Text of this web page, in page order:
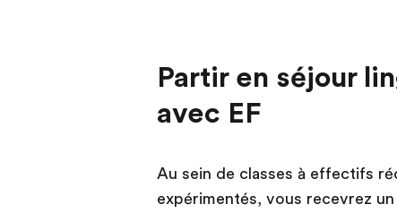
Partir en séjour
avec EF
Au sein de classes à effectifs
expérimentés, vous recevrez